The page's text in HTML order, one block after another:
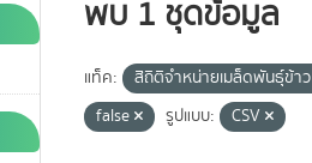
พบ 1 ชุดข้อมูล
แท็ค: สิถิติจำหน่ายเมล็ดพันธุ์ข้าว
false
รูปแบบ: CSV